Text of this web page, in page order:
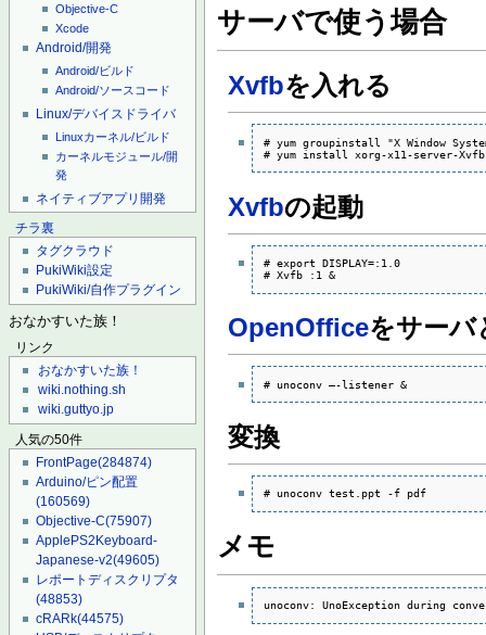
Objective-C
Xcode
Android/開発
Android/ビルド
Android/ソースコード
Linux/デバイスドライバ
Linuxカーネル/ビルド
カーネルモジュール/開
発
ネイティブアプリ開発
チラ裏
タグクラウド
PukiWiki設定
PukiWiki/自作プラグイン
おなかすいた族！
リンク
おなかすいた族！
wiki.nothing.sh
wiki.guttyo.jp
人気の50件
FrontPage(284874)
Arduino/ピン配置
(160569)
Objective-C(75907)
ApplePS2Keyboard-
Japanese-v2(49605)
レポートディスクリプタ
(48853)
cRARk(44575)
サーバで使う場合
Xvfbを入れる
# yum groupinstall "X Window
# yum install xorg-x11-server-Xvfb
Xvfbの起動
# export DISPLAY=:1.0
# Xvfb :1 &
OpenOfficeをサーバ
# unoconv –-listener &
変換
# unoconv test.ppt -f pdf
メモ
unoconv: UnoException during